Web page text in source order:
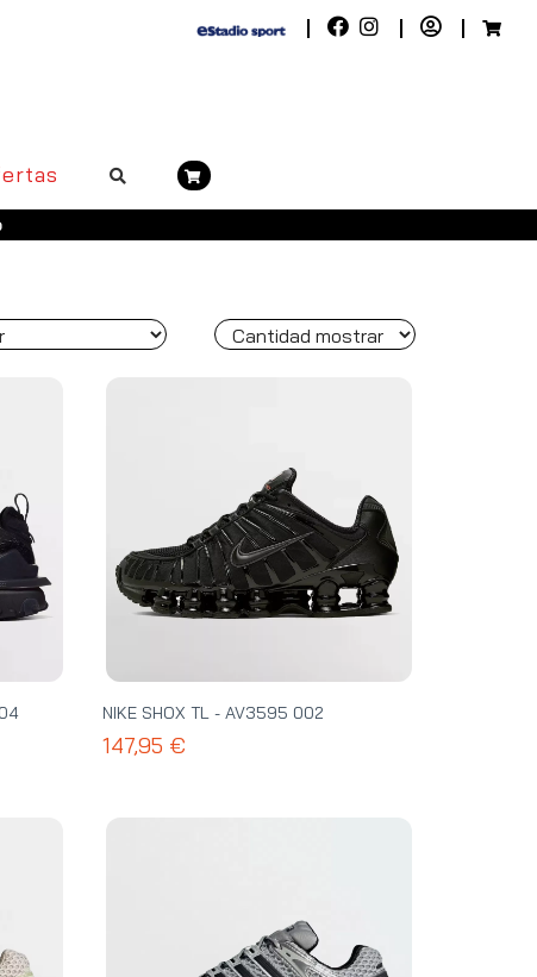
a 50€. Península, pedidos superiores a 100€)
NIKE SHOX TL - AV3595 002
147,95 €